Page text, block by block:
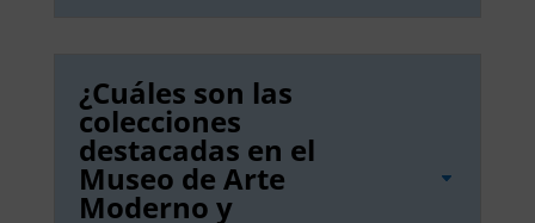
¿Cuáles son las
colecciones
destacadas en el
Museo de Arte
Moderno y